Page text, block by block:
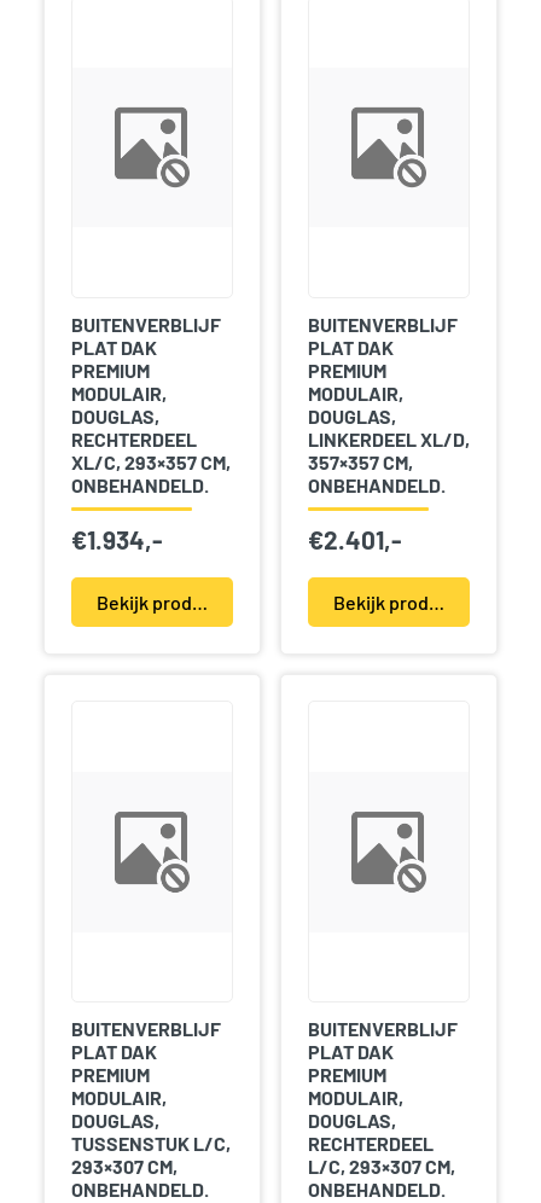
BUITENVERBLIJF
PLAT DAK
PREMIUM
MODULAIR,
DOUGLAS,
RECHTERDEEL
XL/C, 293×357 CM,
ONBEHANDELD.
€1.934,-
BUITENVERBLIJF
PLAT DAK
PREMIUM
MODULAIR,
DOUGLAS,
LINKERDEEL XL/D,
357×357 CM,
ONBEHANDELD.
€2.401,-
BUITENVERBLIJF
PLAT DAK
PREMIUM
MODULAIR,
DOUGLAS,
TUSSENSTUK L/C,
293×307 CM,
ONBEHANDELD.
BUITENVERBLIJF
PLAT DAK
PREMIUM
MODULAIR,
DOUGLAS,
RECHTERDEEL
L/C, 293×307 CM,
ONBEHANDELD.